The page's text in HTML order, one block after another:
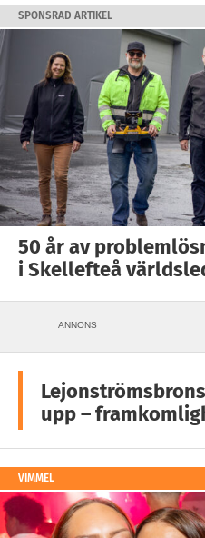
SPONSRAD ARTIKEL
50 år av
i Skellefteå
ANNONS
upp –
VIMMEL